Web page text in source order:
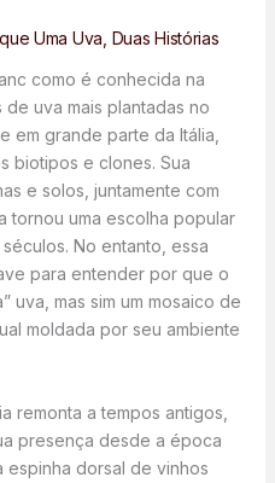
Uma Uva, Duas Histórias
como é conhecida na
uva mais plantadas no
em grande parte da Itália,
biotipos e clones. Sua
e solos, juntamente com
tornou uma escolha popular
No entanto, essa
para entender por que o
uva, mas sim um mosaico de
moldada por seu ambiente
remonta a tempos antigos,
presença desde a época
espinha dorsal de vinhos